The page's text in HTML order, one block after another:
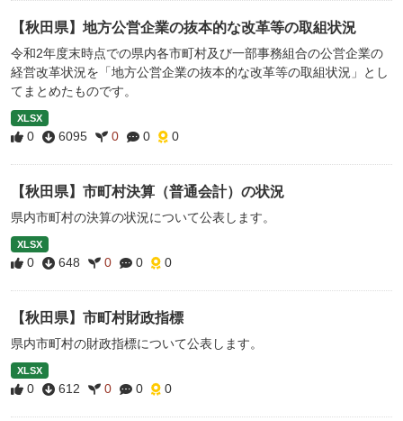
【秋田県】地方公営企業の抜本的な改革等の取組状況
令和2年度末時点での県内各市町村及び一部事務組合の公営企業の
経営改革状況を「地方公営企業の抜本的な改革等の取組状況」とし
てまとめたものです。
XLSX
0 6095 0 0 0
【秋田県】市町村決算（普通会計）の状況
県内市町村の決算の状況について公表します。
XLSX
0 648 0 0 0
【秋田県】市町村財政指標
県内市町村の財政指標について公表します。
XLSX
0 612 0 0 0